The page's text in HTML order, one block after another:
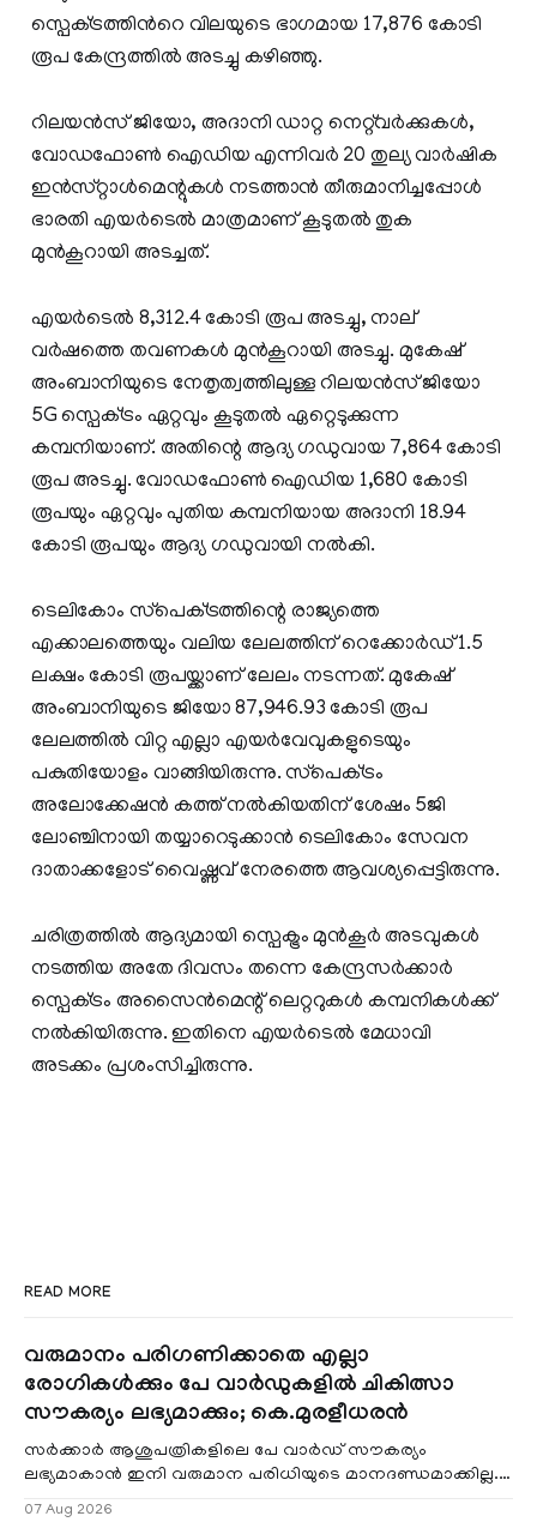
സ്പെക്‌ട്രത്തിന്‍റെ വിലയുടെ ഭാഗമായ 17,876 കോടി
രൂപ കേന്ദ്രത്തില്‍ അടച്ചു കഴിഞ്ഞു.
റിലയൻസ് ജിയോ, അദാനി ഡാറ്റ നെറ്റ്‌വർക്കുകൾ,
വോഡഫോൺ ഐഡിയ എന്നിവർ 20 തുല്യ വാർഷിക
ഇൻസ്‌റ്റാൾമെന്റുകൾ നടത്താൻ തീരുമാനിച്ചപ്പോൾ
ഭാരതി എയർടെൽ മാത്രമാണ് കൂടുതൽ തുക
മുൻകൂറായി അടച്ചത്.
എയർടെൽ 8,312.4 കോടി രൂപ അടച്ചു, നാല്
വർഷത്തെ തവണകൾ മുൻകൂറായി അടച്ചു. മുകേഷ്
അംബാനിയുടെ നേതൃത്വത്തിലുള്ള റിലയൻസ് ജിയോ
5G സ്പെക്‌ട്രം ഏറ്റവും കൂടുതൽ ഏറ്റെടുക്കുന്ന
കമ്പനിയാണ്. അതിന്റെ ആദ്യ ഗഡുവായ 7,864 കോടി
രൂപ അടച്ചു. വോഡഫോൺ ഐഡിയ 1,680 കോടി
രൂപയും ഏറ്റവും പുതിയ കമ്പനിയായ അദാനി 18.94
കോടി രൂപയും ആദ്യ ഗഡുവായി നൽകി.
ടെലികോം സ്‌പെക്‌ട്രത്തിന്റെ രാജ്യത്തെ
എക്കാലത്തെയും വലിയ ലേലത്തിന് റെക്കോർഡ് 1.5
ലക്ഷം കോടി രൂപയ്ക്കാണ് ലേലം നടന്നത്. മുകേഷ്
അംബാനിയുടെ ജിയോ 87,946.93 കോടി രൂപ
ലേലത്തിൽ വിറ്റ എല്ലാ എയർവേവുകളുടെയും
പകുതിയോളം വാങ്ങിയിരുന്നു. സ്‌പെക്‌ട്രം
അലോക്കേഷൻ കത്ത് നൽകിയതിന് ശേഷം 5ജി
ലോഞ്ചിനായി തയ്യാറെടുക്കാൻ ടെലികോം സേവന
ദാതാക്കളോട് വൈഷ്ണവ് നേരത്തെ ആവശ്യപ്പെട്ടിരുന്നു.
ചരിത്രത്തില്‍ ആദ്യമായി സ്പെക്ട്രം മുൻകൂർ അടവുകള്‍
നടത്തിയ അതേ ദിവസം തന്നെ കേന്ദ്രസര്‍ക്കാര്‍
സ്പെക്‌ട്രം അസൈൻമെന്റ് ലെറ്ററുകൾ കമ്പനികള്‍ക്ക്
നല്‍കിയിരുന്നു. ഇതിനെ എയര്‍ടെല്‍ മേധാവി
അടക്കം പ്രശംസിച്ചിരുന്നു.
READ MORE
വരുമാനം പരിഗണിക്കാതെ എല്ലാ
രോഗികൾക്കും പേ വാർഡുകളിൽ ചികിത്സാ
സൗകര്യം ലഭ്യമാക്കും; കെ.മുരളീധരൻ
സർക്കാർ ആശുപത്രികളിലെ പേ വാർഡ് സൗകര്യം
ലഭ്യമാകാൻ ഇനി വരുമാന പരിധിയുടെ മാനദണ്ഡമാക്കില്ല.
07 Aug 2026